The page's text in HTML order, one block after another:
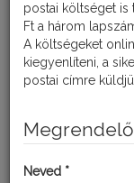
Kártétele akkor
években
bábokból kirajzó
kertünken.
kikelő
elpusztul.
imágók tömeges
postai költséget is
Ft a három
A költségeket
kiegyenlíteni, a
postai címre
Neved *